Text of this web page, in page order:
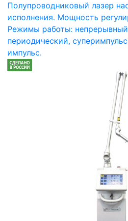
Полупроводниковый лазер
исполнения. Мощность
Режимы работы:
периодический,
импульс.